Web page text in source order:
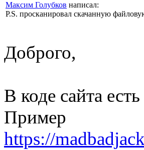
Максим Голубков написал:
P.S. просканировал скачанную
Доброго,
В коде сайта
Пример
https://